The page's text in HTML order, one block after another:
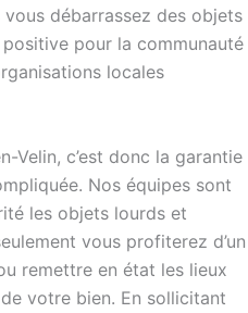
débarrassez des objets
pour la communauté
locales
Velin, c’est donc la garantie
Nos équipes sont
les objets lourds et
vous profiterez d’un
remettre en état les lieux
votre bien. En sollicitant